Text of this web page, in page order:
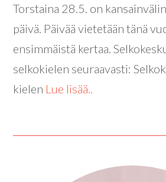
Torstaina 28.5. on
päivä. Päivää vietetään tänä
ensimmäistä kertaa.
selkokielen seuraavasti:
kielen Lue lisää..